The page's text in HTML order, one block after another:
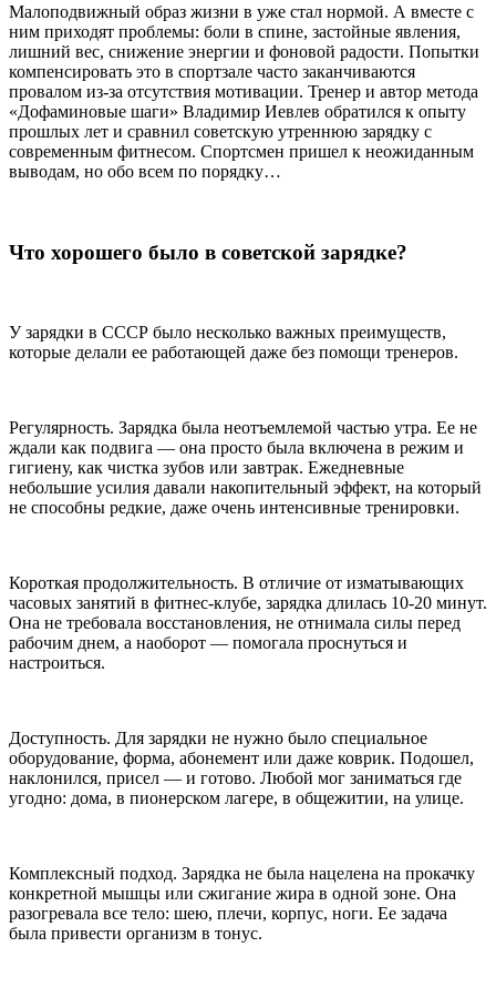
Малоподвижный образ жизни в уже стал нормой. А вместе с
ним приходят проблемы: боли в спине, застойные явления,
лишний вес, снижение энергии и фоновой радости. Попытки
компенсировать это в спортзале часто заканчиваются
провалом из-за отсутствия мотивации. Тренер и автор метода
«Дофаминовые шаги» Владимир Иевлев обратился к опыту
прошлых лет и сравнил советскую утреннюю зарядку с
современным фитнесом. Спортсмен пришел к неожиданным
выводам, но обо всем по порядку…
Что хорошего было в советской зарядке?
У зарядки в СССР было несколько важных преимуществ,
которые делали ее работающей даже без помощи тренеров.
Регулярность. Зарядка была неотъемлемой частью утра. Ее не
ждали как подвига — она просто была включена в режим и
гигиену, как чистка зубов или завтрак. Ежедневные
небольшие усилия давали накопительный эффект, на который
не способны редкие, даже очень интенсивные тренировки.
Короткая продолжительность. В отличие от изматывающих
часовых занятий в фитнес-клубе, зарядка длилась 10-20 минут.
Она не требовала восстановления, не отнимала силы перед
рабочим днем, а наоборот — помогала проснуться и
настроиться.
Доступность. Для зарядки не нужно было специальное
оборудование, форма, абонемент или даже коврик. Подошел,
наклонился, присел — и готово. Любой мог заниматься где
угодно: дома, в пионерском лагере, в общежитии, на улице.
Комплексный подход. Зарядка не была нацелена на прокачку
конкретной мышцы или сжигание жира в одной зоне. Она
разогревала все тело: шею, плечи, корпус, ноги. Ее задача
была привести организм в тонус.